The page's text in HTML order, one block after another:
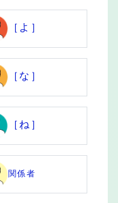
［よ］
［な］
［ね］
関係者